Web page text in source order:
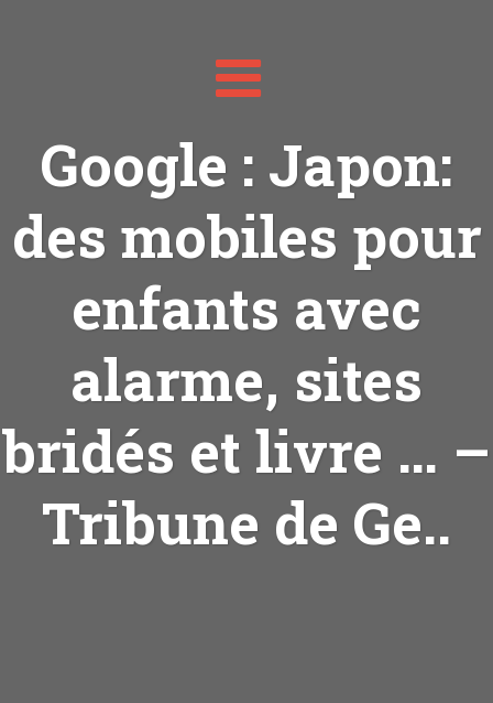
Toggle
navigation
Google : Japon:
des mobiles pour
enfants avec
alarme, sites
bridés et livre … –
Tribune de Ge..